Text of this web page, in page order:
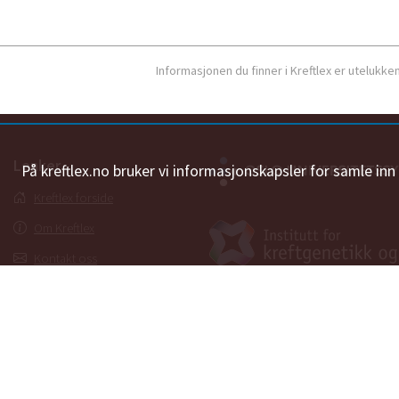
På kreftlex.no bruker vi informasjonskapsler for samle
Informasjonen du finner i Kreftlex er
Lenker